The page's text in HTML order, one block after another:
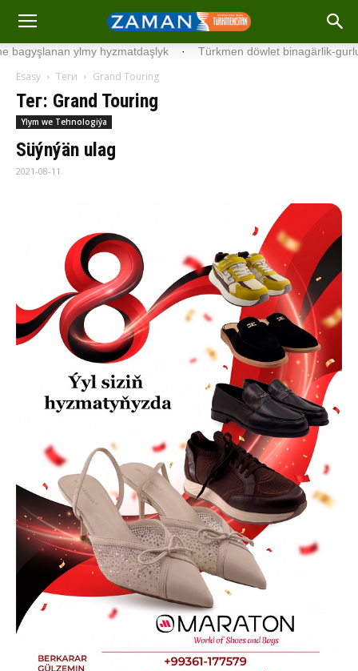
ylmy hyzmatdaşlyk · Türkmen döwlet binagärlik-
Esasy Теги Grand Touring
Тег: Grand Touring
Ylym we Tehnologiýa
Süýnýän ulag
2021-08-11